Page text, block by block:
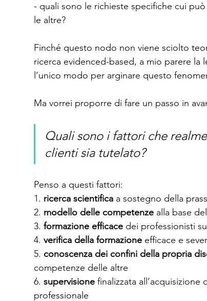
- quali sono le richieste specifiche cui
le altre?
Finché questo nodo non viene sciolto
ricerca evidenced-based, a mio parere
l’unico modo per arginare questo
Ma vorrei proporre di fare un passo in
Quali sono i fattori che
clienti sia tutelato?
Penso a questi fattori:
1. ricerca scientifica a sostegno della
2. modello delle competenze alla base
3. formazione efficace dei professionisti
4. verifica della formazione efficace e
5. conoscenza dei confini della propria
competenze delle altre
6. supervisione finalizzata
professionale